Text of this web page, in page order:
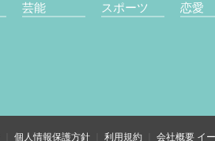
芸能 スポーツ 恋愛
個人情報保護方針 利用規約 会社概要 イ